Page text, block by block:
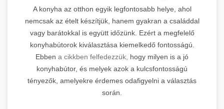
A konyha az otthon egyik legfontosabb helye, ahol
nemcsak az ételt készítjük, hanem gyakran a családdal
vagy barátokkal is együtt időzünk. Ezért a megfelelő
konyhabútorok kiválasztása kiemelkedő fontosságú.
Ebben a cikkben felfedezzük, hogy milyen is a jó
konyhabútor, és melyek azok a kulcsfontosságú
tényezők, amelyekre érdemes odafigyelni a választás
során.